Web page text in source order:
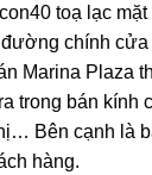
toạ lạc
chính cửa
Marina Plaza
trong bán kính
Bên cạnh là
hàng.